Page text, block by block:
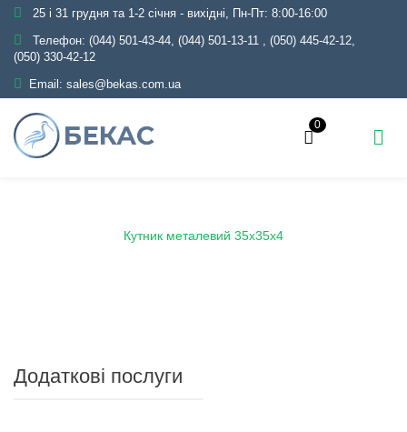
25 і 31 грудня та 1-2 січня - вихідні, Пн-Пт: 8:00-16:00
Телефон: (044) 501-43-44, (044) 501-13-11 , (050) 445-42-12,
(050) 330-42-12
Email: sales@bekas.com.ua
0
Кутник металевий 35х35х4
Додаткові послуги